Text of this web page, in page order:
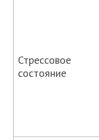
Стрессовое
состояние